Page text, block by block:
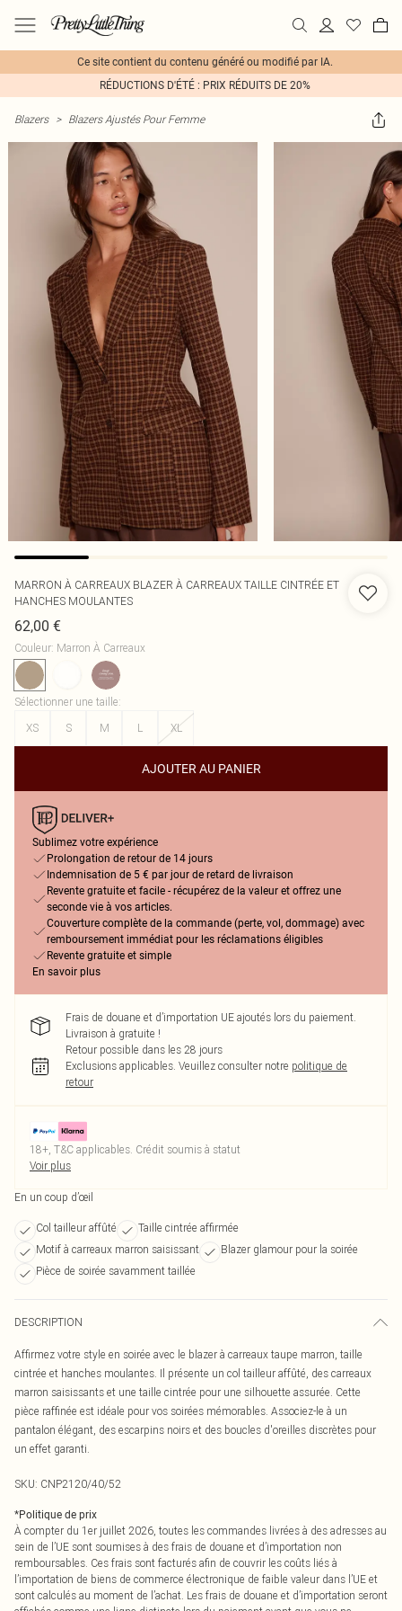
Ce site contient du contenu généré ou modifié par IA.
RÉDUCTIONS D'ÉTÉ : PRIX RÉDUITS DE 20%
Blazers > Blazers Ajustés Pour Femme
MARRON À CARREAUX BLAZER À CARREAUX TAILLE CINTRÉE ET
HANCHES MOULANTES
62,00 €
Couleur: Marron À Carreaux
Sélectionner une taille:
XS
S M L XL
AJOUTER AU PANIER
Sublimez votre expérience
Prolongation de retour de 14 jours
Indemnisation de 5 € par jour de retard de livraison
Revente gratuite et facile - récupérez de la valeur et offrez une
seconde vie à vos articles.
Couverture complète de la commande (perte, vol, dommage) avec
remboursement immédiat pour les réclamations éligibles
Revente gratuite et simple
En savoir plus
Frais de douane et d’importation UE ajoutés lors du paiement.
Livraison à gratuite !
Retour possible dans les 28 jours
Exclusions applicables. Veuillez consulter notre politique de
retour
18+, T&C applicables. Crédit soumis à statut
Voir plus
En un coup d’œil
Col tailleur affûté
Taille cintrée affirmée
Motif à carreaux marron saisissant
Blazer glamour pour la soirée
Pièce de soirée savamment taillée
DESCRIPTION
Affirmez votre style en soirée avec le blazer à carreaux taupe marron, taille
cintrée et hanches moulantes. Il présente un col tailleur affûté, des carreaux
marron saisissants et une taille cintrée pour une silhouette assurée. Cette
pièce raffinée est idéale pour vos soirées mémorables. Associez-le à un
pantalon élégant, des escarpins noirs et des boucles d'oreilles discrètes pour
un effet garanti.
SKU: CNP2120/40/52
*Politique de prix
À compter du 1er juillet 2026, toutes les commandes livrées à des adresses au
sein de l’UE sont soumises à des frais de douane et d’importation non
remboursables. Ces frais sont facturés afin de couvrir les coûts liés à
l’importation de biens de commerce électronique de faible valeur dans l’UE et
sont calculés au moment de l’achat. Les frais de douane et d’importation seront